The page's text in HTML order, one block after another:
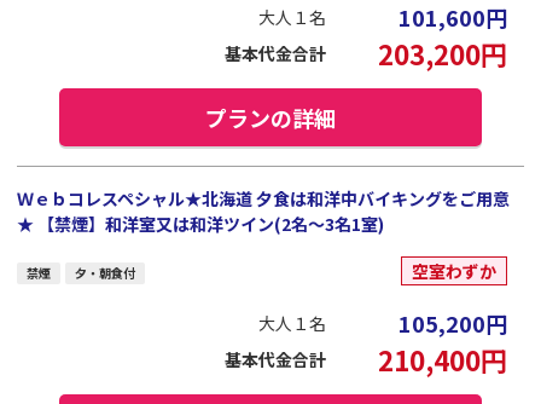
大人１名 101,600円
基本代金合計 203,200円
プランの詳細
Ｗｅｂコレスペシャル★北海道 夕食は和洋中バイキングをご用意
★ 【禁煙】和洋室又は和洋ツイン(2名～3名1室)
禁煙 夕・朝食付 空室わずか
大人１名 105,200円
基本代金合計 210,400円